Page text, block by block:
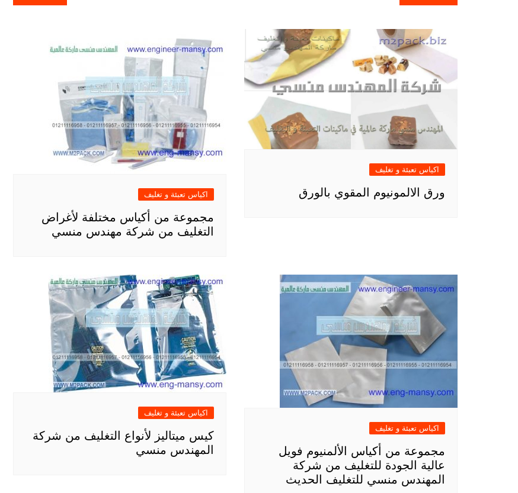
المقالات
اكياس تعبئة و تغليف
ورق الالمونيوم المقوي بالورق اكياس تعبئة و تغليف
مجموعة من أكياس مختلفة لأغراض
التغليف من شركة مهندس منسي
اكياس تعبئة و تغليف
مجموعة من أكياس الألمنيوم فويل
عالية الجودة للتغليف من شركة
المهندس منسي للتغليف الحديث
اكياس تعبئة و تغليف
كيس ميتاليز لأنواع التغليف من شركة
المهندس منسي